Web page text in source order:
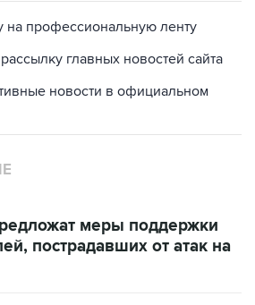
на профессиональную ленту
главных новостей сайта
новости в официальном
меры поддержки
пострадавших от атак на